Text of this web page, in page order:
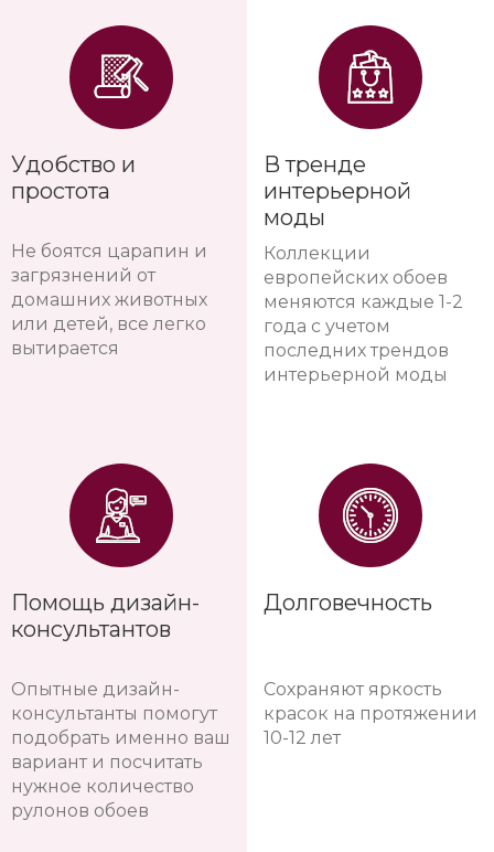
Удобство и
простота
Не боятся царапин и
загрязнений от
домашних животных
или детей, все легко
вытирается
Помощь дизайн-
консультантов
Опытные дизайн-
консультанты помогут
подобрать именно ваш
вариант и посчитать
нужное количество
рулонов обоев
В тренде
интерьерной
моды
Коллекции
европейских обоев
меняются каждые 1-2
года с учетом
последних трендов
интерьерной моды
Долговечность
Сохраняют яркость
красок на протяжении
10-12 лет